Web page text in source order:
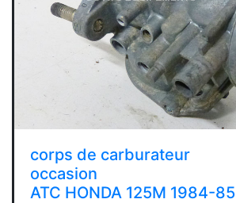
corps de carburateur
occasion
ATC HONDA 125M 1984-85